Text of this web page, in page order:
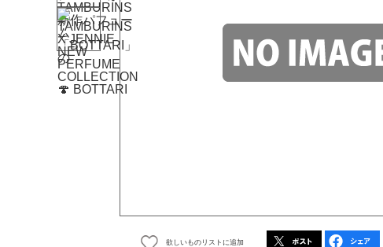
欲しいものリストに追加